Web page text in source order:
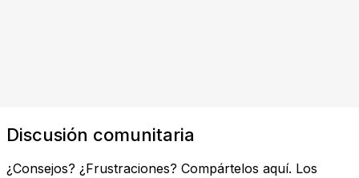
Discusión comunitaria
¿Consejos? ¿Frustraciones? Compártelos aquí. Los